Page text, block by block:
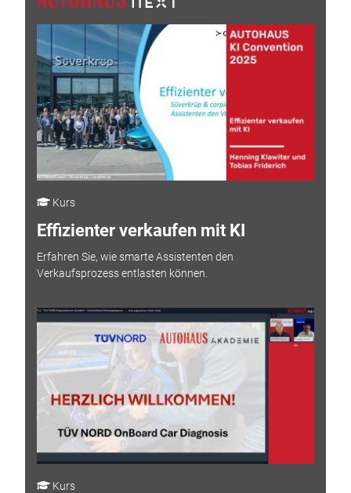
Kurs
Effizienter verkaufen mit KI
Erfahren Sie, wie smarte Assistenten den
Verkaufsprozess entlasten können.
Kurs